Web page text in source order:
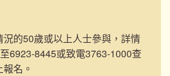
況的50歲或以上人士參與，詳情
6923-8445或致電3763-1000查
名。